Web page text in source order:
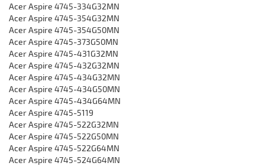
Acer Aspire 4745-334G32MN
Acer Aspire 4745-354G32MN
Acer Aspire 4745-354G50MN
Acer Aspire 4745-373G50MN
Acer Aspire 4745-431G32MN
Acer Aspire 4745-432G32MN
Acer Aspire 4745-434G32MN
Acer Aspire 4745-434G50MN
Acer Aspire 4745-434G64MN
Acer Aspire 4745-5119
Acer Aspire 4745-522G32MN
Acer Aspire 4745-522G50MN
Acer Aspire 4745-522G64MN
Acer Aspire 4745-524G64MN